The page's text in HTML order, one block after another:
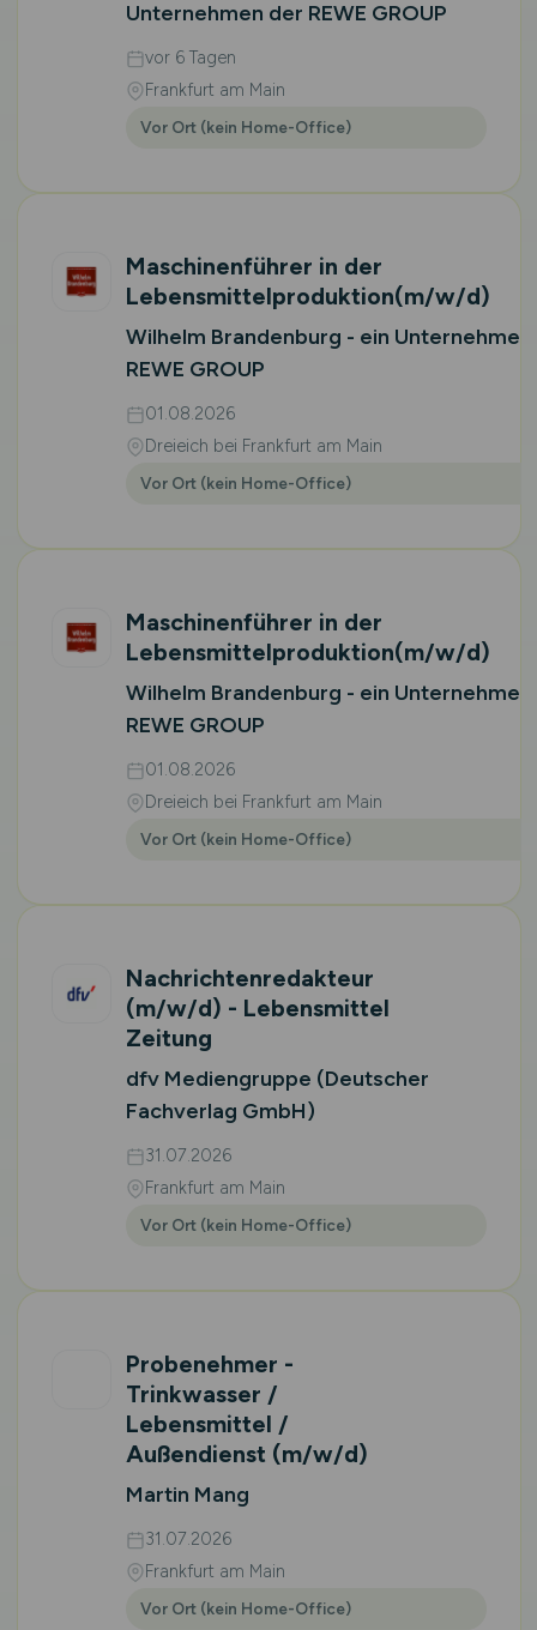
Unternehmen der REWE GROUP
vor 6 Tagen
Frankfurt am Main
Vor Ort (kein Home-Office)
Maschinenführer in der
Lebensmittelproduktion(m/w/d)
Wilhelm Brandenburg - ein
REWE GROUP
01.08.2026
Dreieich bei Frankfurt am Main
Vor Ort (kein Home-Office)
Maschinenführer in der
Lebensmittelproduktion(m/w/d)
Wilhelm Brandenburg - ein
REWE GROUP
01.08.2026
Dreieich bei Frankfurt am Main
Vor Ort (kein Home-Office)
Nachrichtenredakteur
(m/w/d) - Lebensmittel
Zeitung
dfv Mediengruppe (Deutscher
Fachverlag GmbH)
31.07.2026
Frankfurt am Main
Vor Ort (kein Home-Office)
Probenehmer -
Trinkwasser /
Lebensmittel /
Außendienst (m/w/d)
Martin Mang
31.07.2026
Frankfurt am Main
Vor Ort (kein Home-Office)